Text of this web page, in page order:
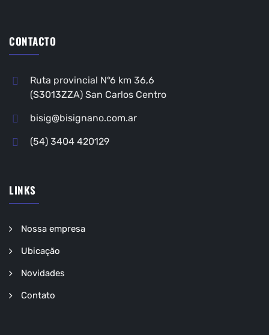
CONTACTO
Ruta provincial N°6 km 36,6
(S3013ZZA) San Carlos Centro
bisig@bisignano.com.ar
(54) 3404 420129
LINKS
Nossa empresa
Ubicação
Novidades
Contato